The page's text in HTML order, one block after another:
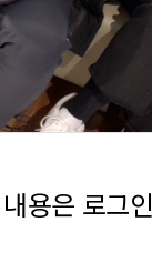
용은 로그인